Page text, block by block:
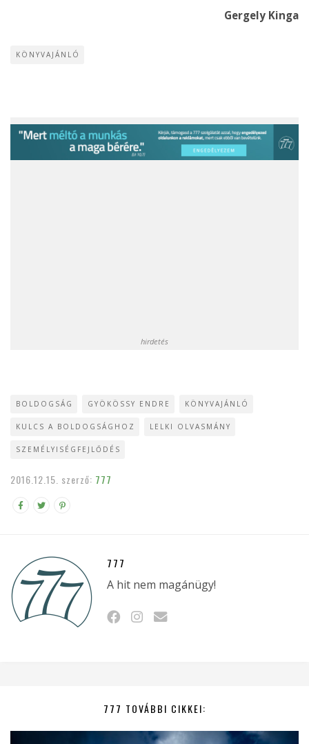
Gergely Kinga
KÖNYVAJÁNLÓ
hirdetés
BOLDOGSÁG GYÖKÖSSY ENDRE KÖNYVAJÁNLÓ
KULCS A BOLDOGSÁGHOZ LELKI OLVASMÁNY
SZEMÉLYISÉGFEJLŐDÉS
2016.12.15. szerző: 777
777
A hit nem magánügy!
777 TOVÁBBI CIKKEI: